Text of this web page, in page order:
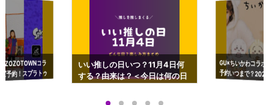
コラ
予約！スプラトゥ
ップも渋谷Hz
いい推しの日いつ？11月4日何
する？由来は？＜今日は何の日
GU×ちいかわコラ
予約いつまで？
ーチやショルダー